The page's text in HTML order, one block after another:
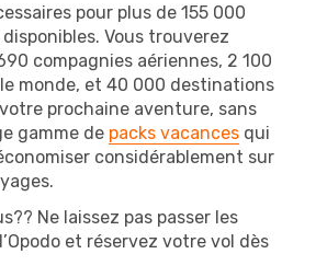
pour plus de 155 000
Vous trouverez
compagnies aériennes, 2 100
monde, et 40 000 destinations
prochaine aventure, sans
gamme de packs vacances qui
considérablement sur
Ne laissez pas passer les
et réservez votre vol dès